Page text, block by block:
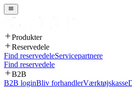
Produkter
Reservedele
Find reservedeleServicepartnere
Find reservedele
B2B
B2B loginBliv forhandlerVærktøjskasse